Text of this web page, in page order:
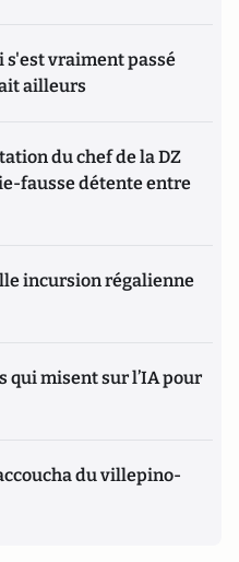
s'est vraiment passé
ailleurs
du chef de la DZ
fausse détente entre
incursion régalienne
qui misent sur l’IA pour
du villepino-